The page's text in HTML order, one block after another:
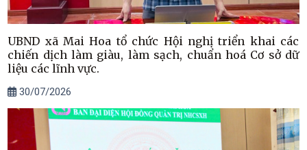
UBND xã Mai Hoa tổ chức Hội nghị triển khai các
chiến dịch làm giàu, làm sạch, chuẩn hoá Cơ sở dữ
liệu các lĩnh vực.
30/07/2026